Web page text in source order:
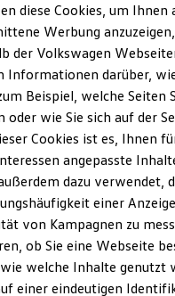
der ID. Modelle
im Winter
unterwegs
Zuhause
und Lebensdauer
anfordern
buchen
diese Cookies, um
Werbung
der Volkswagen
Informationen darüber,
Beispiel, welche Seiten
oder wie Sie sich auf der
Cookies ist es, Ihnen
angepasste
dazu verwendet,
einer
von Kampagnen zu
ob Sie eine Webseite
welche Inhalte genutzt
einer eindeutigen